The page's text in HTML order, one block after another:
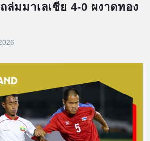
ล่มมาเลเซีย 4-0 ผงาดทอง